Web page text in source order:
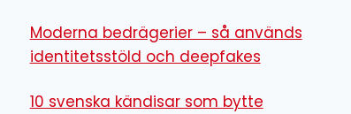
Moderna bedrägerier – så används
identitetsstöld och deepfakes
10 svenska kändisar som bytte